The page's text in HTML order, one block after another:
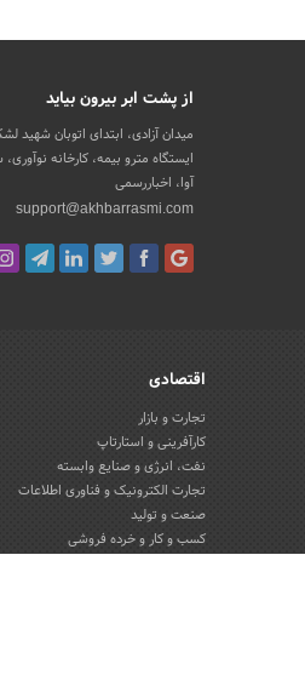
از پشت ابر بیرون بیاید
میدان آزادی، ابتدای اتوبان شهید
ایستگاه مترو بیمه، کارخانه
آوا، اخباررسمی
support@akhbarrasmi.com
اقتصادی
تجارت و بازار
کارآفرینی و استارتاپ
نفت، انرژی و صنایع وابسته
تجارت الکترونیک و فناوری اطلاعات
صنعت و تولید
کسب و کار و خرده فروشی